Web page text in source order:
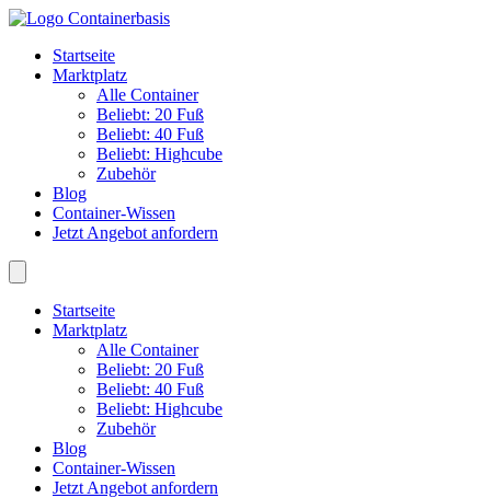
Startseite
Marktplatz
Alle Container
Beliebt: 20 Fuß
Beliebt: 40 Fuß
Beliebt: Highcube
Zubehör
Blog
Container-Wissen
Jetzt Angebot anfordern
Startseite
Marktplatz
Alle Container
Beliebt: 20 Fuß
Beliebt: 40 Fuß
Beliebt: Highcube
Zubehör
Blog
Container-Wissen
Jetzt Angebot anfordern